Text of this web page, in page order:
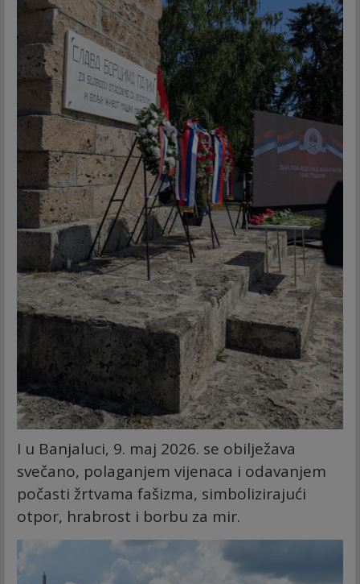
I u Banjaluci, 9. maj 2026. se obilježava
svečano, polaganjem vijenaca i odavanjem
počasti žrtvama fašizma, simbolizirajući
otpor, hrabrost i borbu za mir.